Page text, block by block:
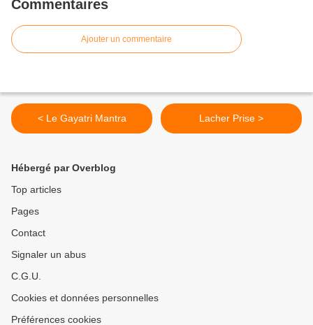
Commentaires
Ajouter un commentaire
< Le Gayatri Mantra Lacher Prise >
Hébergé par Overblog
Top articles
Pages
Contact
Signaler un abus
C.G.U.
Cookies et données personnelles
Préférences cookies